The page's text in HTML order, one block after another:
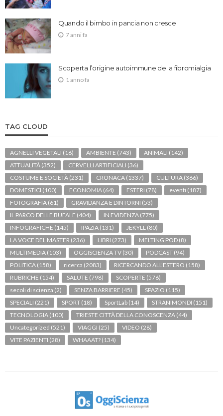
Quando il bimbo in pancia non cresce
7 anni fa
Scoperta l’origine autoimmune della fibromialgia
1 anno fa
TAG CLOUD
AGNELLI VEGETALI (16) AMBIENTE (743) ANIMALI (142)
ATTUALITÀ (352) CERVELLI ARTIFICIALI (36)
COSTUME E SOCIETÀ (231) CRONACA (1337) CULTURA (366)
DOMESTICI (100) ECONOMIA (64) ESTERI (78) eventi (187)
FOTOGRAFIA (61) GRAVIDANZA E DINTORNI (53)
IL PARCO DELLE BUFALE (404) IN EVIDENZA (775)
INFOGRAFICHE (145) IPAZIA (131) JEKYLL (80)
LA VOCE DEL MASTER (236) LIBRI (273) MELTING POD (8)
MULTIMEDIA (103) OGGISCIENZA TV (30) PODCAST (94)
POLITICA (158) ricerca (2083) RICERCANDO ALL'ESTERO (158)
RUBRICHE (154) SALUTE (798) SCOPERTE (576)
secoli di scienza (2) SENZA BARRIERE (45) SPAZIO (115)
SPECIALI (221) SPORT (18) SportLab (14) STRANIMONDI (151)
TECNOLOGIA (100) TRIESTE CITTÀ DELLA CONOSCENZA (44)
Uncategorized (521) VIAGGI (25) VIDEO (28)
VITE PAZIENTI (28) WHAAAT? (134)